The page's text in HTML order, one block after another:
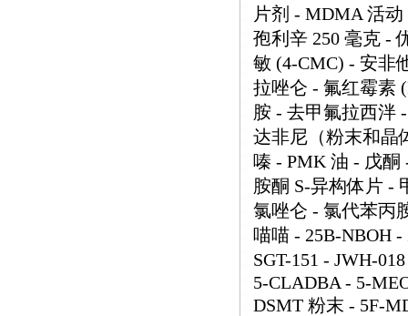
片剂 - MDMA 活
孢利辛 250 毫克 -
敏 (4-CMC) - 安非
拉唑仑 - 氟红霉素
胺 - 去甲氟拉西泮
达非尼（粉末和晶
嗪 - PMK 油 - 戊酮
胺酮 S-异构体片 -
氯唑仑 - 氯代苯丙
喵喵 - 25B-NBOH
SGT-151 - JWH-
5-CLADBA - 5-
DSMT 粉末 - 5F-